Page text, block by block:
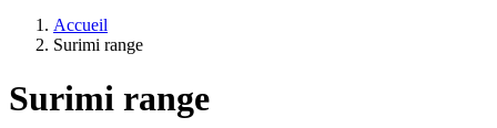
Accueil
Surimi range
Surimi range